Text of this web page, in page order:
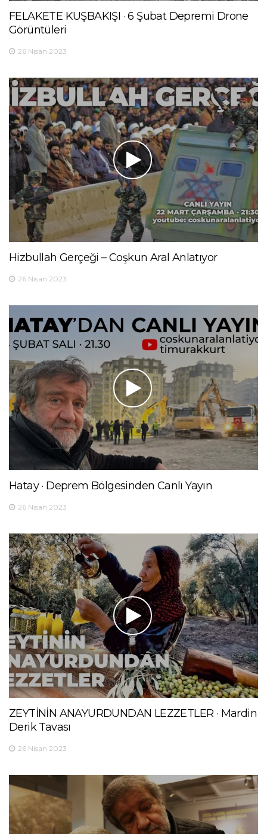
FELAKETE KUŞBAKIŞI · 6 Şubat Depremi Drone
Görüntüleri
26 Nisan 2023
Hizbullah Gerçeği – Coşkun Aral Anlatıyor
26 Nisan 2023
Hatay · Deprem Bölgesinden Canlı Yayın
26 Nisan 2023
ZEYTİNİN ANAYURDUNDAN LEZZETLER · Mardin
Derik Tavası
26 Nisan 2023